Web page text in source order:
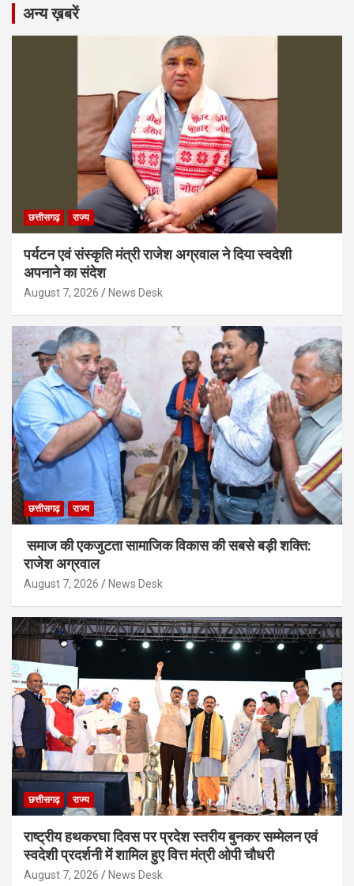
अन्य ख़बरें
छत्तीसगढ़ राज्य
पर्यटन एवं संस्कृति मंत्री राजेश अग्रवाल ने दिया स्वदेशी
अपनाने का संदेश
August 7, 2026 News Desk
छत्तीसगढ़ राज्य
समाज की एकजुटता सामाजिक विकास की सबसे बड़ी शक्ति:
राजेश अग्रवाल
August 7, 2026 News Desk
छत्तीसगढ़ राज्य
राष्ट्रीय हथकरघा दिवस पर प्रदेश स्तरीय बुनकर सम्मेलन एवं
स्वदेशी प्रदर्शनी में शामिल हुए वित्त मंत्री ओपी चौधरी
August 7, 2026 News Desk